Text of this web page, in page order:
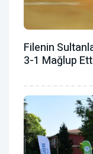
Filenin
3-1 Mağlup